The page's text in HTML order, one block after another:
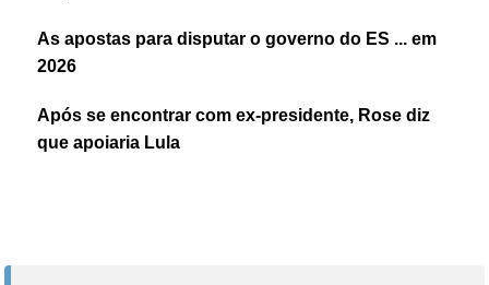
As apostas para disputar o governo do ES ... em
2026
Após se encontrar com ex-presidente, Rose diz
que apoiaria Lula